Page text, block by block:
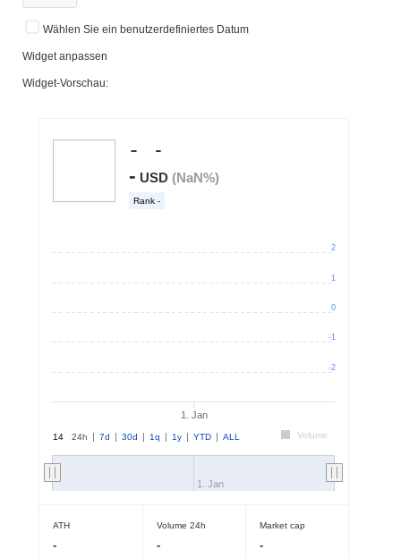
Wählen Sie ein benutzerdefiniertes Datum
Widget anpassen
Widget-Vorschau: